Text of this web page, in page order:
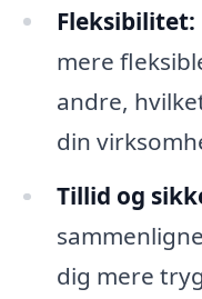
Fleksibilitet:
mere
andre,
din
Tillid og
dig mere